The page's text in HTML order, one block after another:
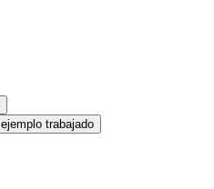
trabajado